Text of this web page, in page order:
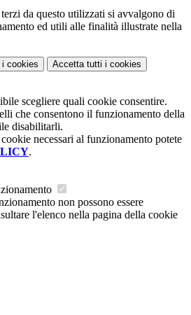
da questo utilizzati si avvalgono di
ed utili alle finalità illustrate nella
i cookies Accetta tutti i cookies
scegliere quali cookie consentire.
che consentono il funzionamento della
disabilitarli.
necessari al funzionamento potete
.
non possono essere
l'elenco nella pagina della cookie